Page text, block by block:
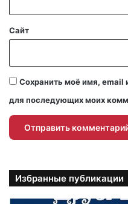
Сайт
Сохранить моё имя, email
для последующих моих
Избранные публикации